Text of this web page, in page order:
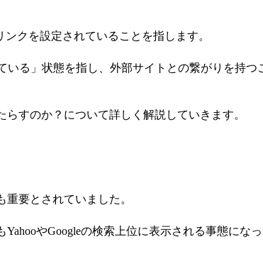
クを設定されていることを指します。
る」状態を指し、外部サイトとの繋がりを持
すのか？について詳しく解説していきます。
要とされていました。
やGoogleの検索上位に表示される事態になっ